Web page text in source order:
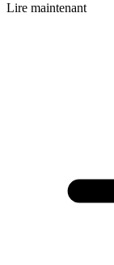
Lire maintenant